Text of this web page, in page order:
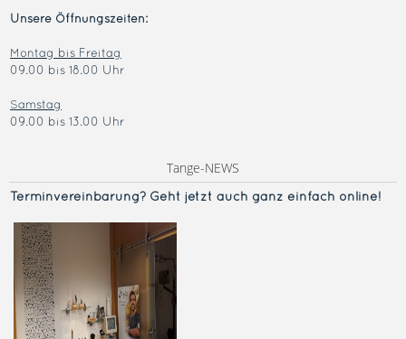
Unsere Öffnungszeiten:
Montag bis Freitag
09.00 bis 18.00 Uhr
Samstag
09.00 bis 13.00 Uhr
Tange-NEWS
Terminvereinbarung? Geht jetzt auch ganz einfach online!